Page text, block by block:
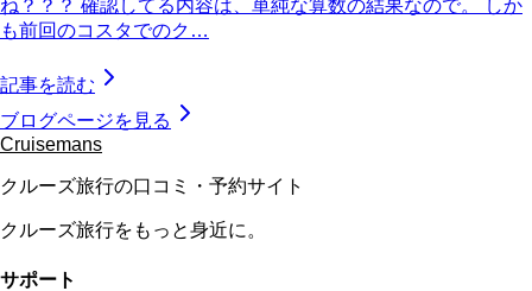
ね？？？ 確認してる内容は、単純な算数の結果なので。 しか
も前回のコスタでのク…
記事を読む
ブログページを見る
Cruisemans
クルーズ旅行の口コミ・予約サイト
クルーズ旅行をもっと身近に。
サポート